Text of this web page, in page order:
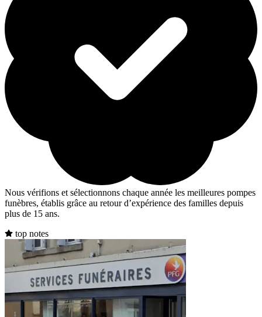
Nous vérifions et sélectionnons chaque année les meilleures pompes
funèbres, établis grâce au retour d’expérience des familles depuis
plus de 15 ans.
top notes